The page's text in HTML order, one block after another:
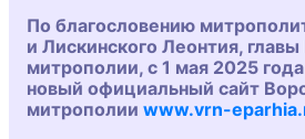
По благословению
и Лискинского Леонтия,
митрополии, с 1 мая 2025
новый официальный сайт
митрополии www.vrn-